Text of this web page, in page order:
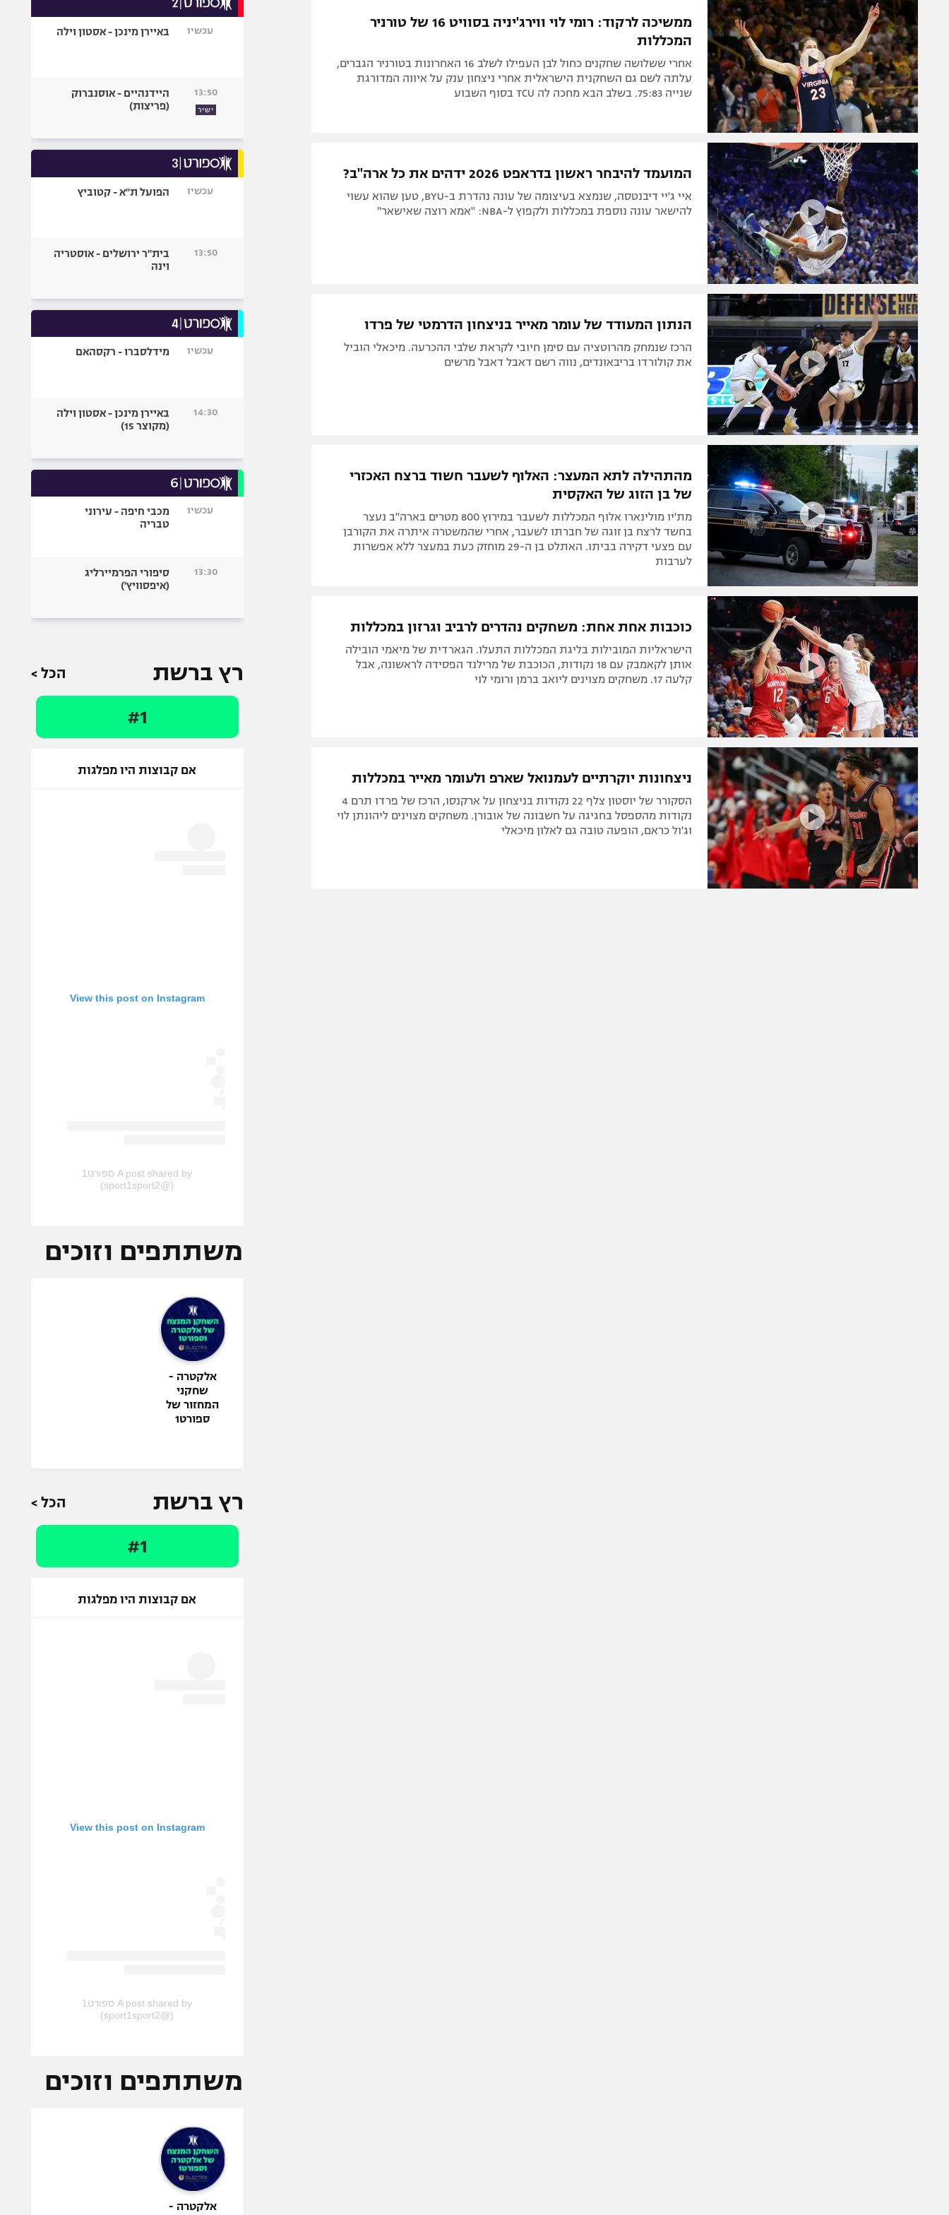
תקנון משתתפים וזוכים בפרסים
תקנון עבור פעילות אלקטרה
תקנון עבור פעילות ספורט 1 – "מרלן"
טניס
גיימינג E-Sports
תנאי שימוש
מדיניות פרטיות
תקנון פעילות ספורט 1
רשיון להקרנה פומבית לבית עסק
הצטרפות לחבילת הערוצים
לוח דרושים – ג'ובנט
תגיות
המגזין
הפועל חיפה
הפועל באר שבע
מכבי נתניה
בני יהודה
ליגות נוספות
ספורט מוטורי
בייסבול MLB
גיימינג E-Sports
ממשיכה לרקוד: רומי לוי ווירג'יניה בסוויט 16 של טורניר
המכללות
אחרי ששלושה שחקנים כחול לבן העפילו לשלב 16 האחרונות בטורניר הגברים,
עלתה לשם גם השחקנית הישראלית אחרי ניצחון ענק על איווה המדורגת
שנייה 75:83. בשלב הבא מחכה לה TCU בסוף השבוע
המועמד להיבחר ראשון בדראפט 2026 ידהים את כל ארה"ב?
איי ג'יי דיבנטסה, שנמצא בעיצומה של עונה נהדרת ב-BYU, טען שהוא עשוי
להישאר עונה נוספת במכללות ולקפוץ ל-NBA: "אמא רוצה שאישאר"
הנתון המעודד של עומר מאייר בניצחון הדרמטי של פרדו
הרכז שנמחק מהרוטציה עם סימן חיובי לקראת שלבי ההכרעה. מיכאלי הוביל
את קולורדו בריבאונדים, נווה רשם דאבל דאבל מרשים
מהתהילה לתא המעצר: האלוף לשעבר חשוד ברצח האכזרי
של בן הזוג של האקסית
מת'יו מולינארו אלוף המכללות לשעבר במירוץ 800 מטרים בארה"ב נעצר
בחשד לרצח בן זוגה של חברתו לשעבר, אחרי שהמשטרה איתרה את הקורבן
עם פצעי דקירה בביתו. האתלט בן ה-29 מוחזק כעת במעצר ללא אפשרות
לערבות
כוכבות אחת אחת: משחקים נהדרים לרביב וגרזון במכללות
הישראליות המובילות בליגת המכללות התעלו. הגארדית של מיאמי הובילה
אותן לקאמבק עם 18 נקודות, הכוכבת של מרילנד הפסידה לראשונה, אבל
קלעה 17. משחקים מצוינים ליואב ברמן ורומי לוי
ניצחונות יוקרתיים לעמנואל שארפ ולעומר מאייר במכללות
הסקורר של יוסטון צלף 22 נקודות בניצחון על ארקנסו, הרכז של פרדו תרם 4
נקודות מהספסל בחגיגה על חשבונה של אובורן. משחקים מצוינים ליהונתן לוי
וג'ול כראם, הופעה טובה גם לאלון מיכאלי
עכשיו באיירן מינכן - אסטון וילה
13:50
ישיר
היידנהיים - אוסנברוק
(פריצות)
עכשיו הפועל ת"א - קטוביץ
13:50
בית"ר ירושלים - אוסטריה
וינה
עכשיו מידלסברו - רקסהאם
14:30
באיירן מינכן - אסטון וילה
(מקוצר 15)
עכשיו
מכבי חיפה - עירוני
טבריה
13:30
סיפורי הפרמיירליג
(איפסוויץ')
רץ ברשת הכל >
#1
אם קבוצות היו מפלגות
View this post on Instagram
A post shared by ספורט1
(@sport1sport2)
משתתפים וזוכים
אלקטרה -
שחקני
המחזור של
ספורט1
רץ ברשת הכל >
#1
אם קבוצות היו מפלגות
View this post on Instagram
A post shared by ספורט1
(@sport1sport2)
משתתפים וזוכים
אלקטרה -